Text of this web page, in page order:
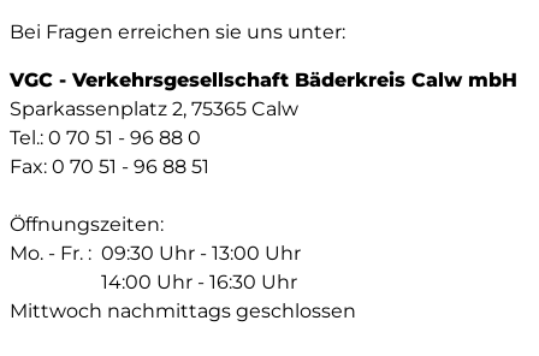
Bei Fragen erreichen sie uns unter:
VGC - Verkehrsgesellschaft Bäderkreis Calw mbH
Sparkassenplatz 2, 75365 Calw
Tel.: 0 70 51 - 96 88 0
Fax: 0 70 51 - 96 88 51
Öffnungszeiten:
Mo. - Fr. : 09:30 Uhr - 13:00 Uhr
14:00 Uhr - 16:30 Uhr
Mittwoch nachmittags geschlossen